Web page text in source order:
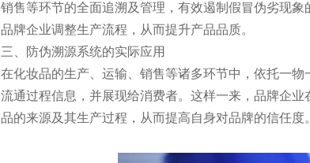
销售等环节的全面追溯及管理，有效遏制假冒伪劣现
品牌企业调整生产流程，从而提升产品品质。
三、防伪溯源系统的实际应用
在化妆品的生产、运输、销售等诸多环节中，依托一
流通过程信息，并展现给消费者。这样一来，品牌企
品的来源及其生产过程，从而提高自身对品牌的信任度。